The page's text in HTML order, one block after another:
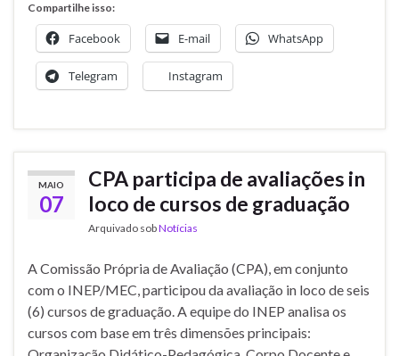
Compartilhe isso:
Facebook E-mail WhatsApp
Telegram Instagram
MAIO
07
CPA participa de avaliações in
loco de cursos de graduação
Arquivado sobNotícias
A Comissão Própria de Avaliação (CPA), em conjunto
com o INEP/MEC, participou da avaliação in loco de seis
(6) cursos de graduação. A equipe do INEP analisa os
cursos com base em três dimensões principais: